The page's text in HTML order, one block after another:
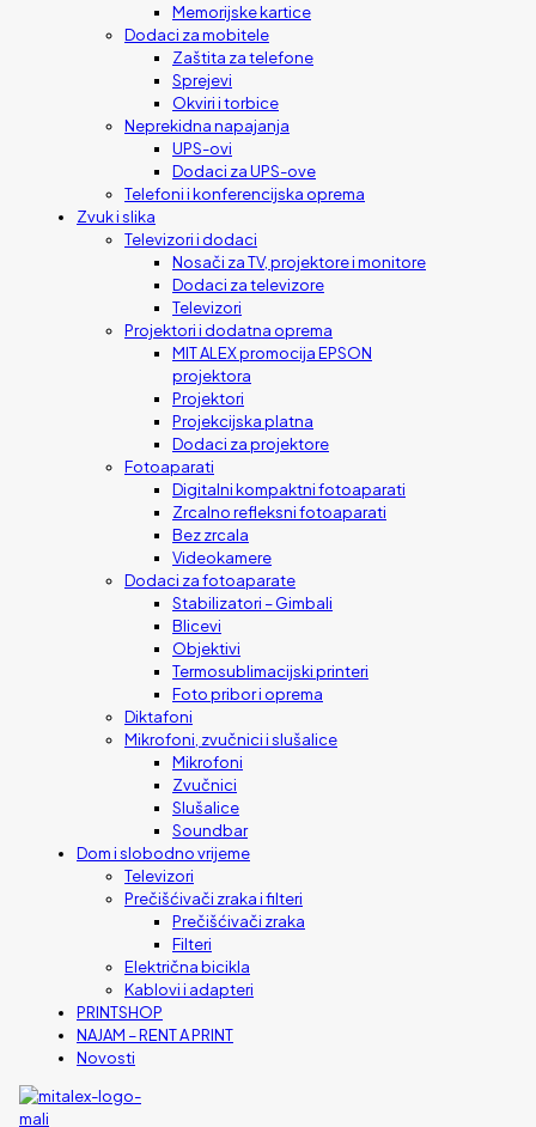
Memorijske kartice
Dodaci za mobitele
Zaštita za telefone
Sprejevi
Okviri i torbice
Neprekidna napajanja
UPS-ovi
Dodaci za UPS-ove
Telefoni i konferencijska oprema
Zvuk i slika
Televizori i dodaci
Nosači za TV, projektore i monitore
Dodaci za televizore
Televizori
Projektori i dodatna oprema
MIT ALEX promocija EPSON
projektora
Projektori
Projekcijska platna
Dodaci za projektore
Fotoaparati
Digitalni kompaktni fotoaparati
Zrcalno refleksni fotoaparati
Bez zrcala
Videokamere
Dodaci za fotoaparate
Stabilizatori – Gimbali
Blicevi
Objektivi
Termosublimacijski printeri
Foto pribor i oprema
Diktafoni
Mikrofoni, zvučnici i slušalice
Mikrofoni
Zvučnici
Slušalice
Soundbar
Dom i slobodno vrijeme
Televizori
Prečišćivači zraka i filteri
Prečišćivači zraka
Filteri
Električna bicikla
Kablovi i adapteri
PRINTSHOP
NAJAM – RENT A PRINT
Novosti